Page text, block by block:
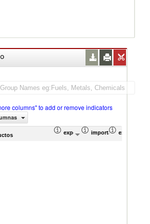
columns" to add or remove indicators
exportación Valor del comercio
importación Valor del